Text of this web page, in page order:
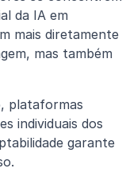
da IA em
mais diretamente
mas também
plataformas
individuais dos
garante